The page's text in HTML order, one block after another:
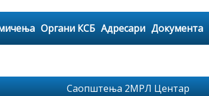
Органи КСБ Адресари Документа
Саопштења 2МРЛ Центар